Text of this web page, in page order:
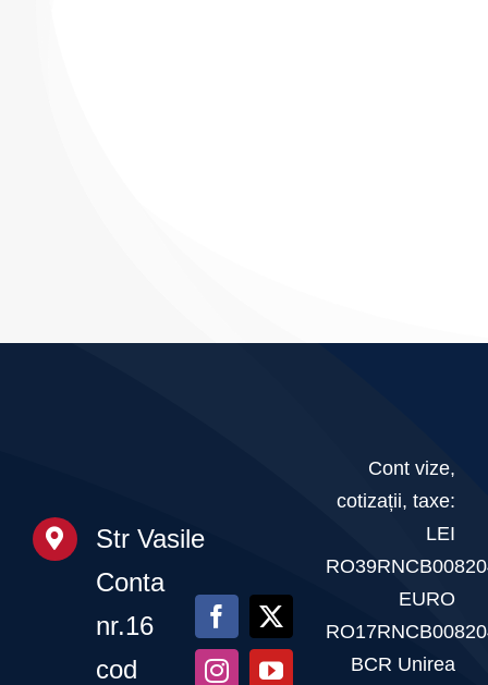
Str Vasile
Conta
nr.16
cod
Cont vize,
cotizații, taxe:
LEI
EURO
BCR Unirea